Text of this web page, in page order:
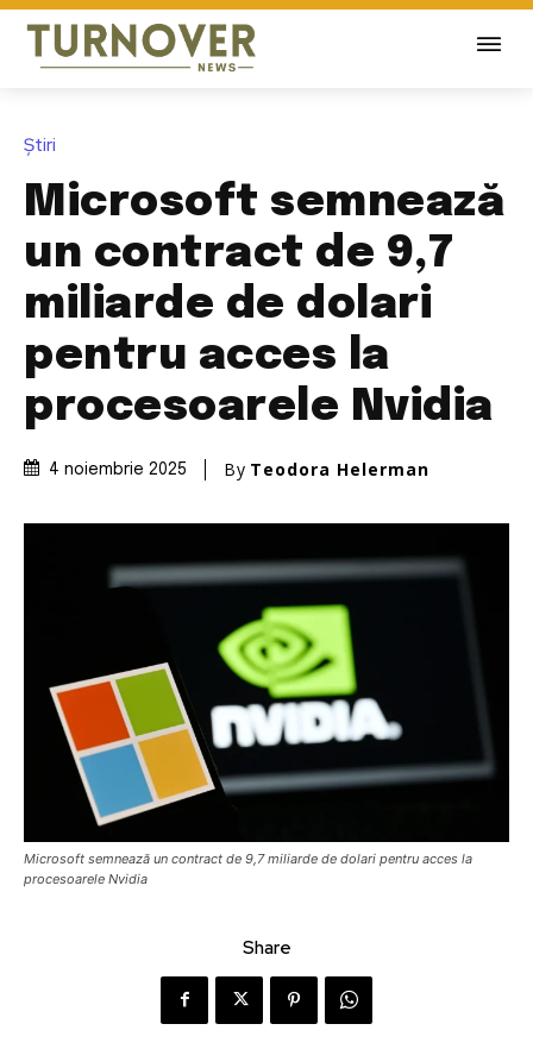
Știri
Microsoft semnează
un contract de 9,7
miliarde de dolari
pentru acces la
procesoarele Nvidia
4 noiembrie 2025 By Teodora Helerman
Microsoft semnează un contract de 9,7 miliarde de dolari pentru acces la
procesoarele Nvidia
Share